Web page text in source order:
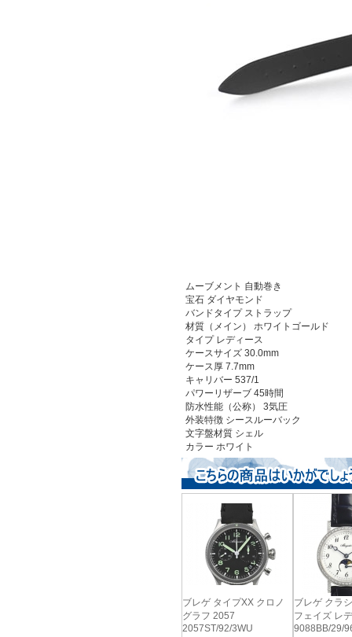
ムーブメント 自動巻き
宝石 ダイヤモンド
バンドタイプ ストラップ
材質（メイン） ホワイトゴールド
タイプ レディース
ケースサイズ 30.0mm
ケース厚 7.7mm
キャリバー 537/1
パワーリザーブ 45時間
防水性能（公称） 3気圧
外装特徴 シースルーバック
文字盤材質 シェル
カラー ホワイト
ブレゲ タイプXX クロノ
グラフ 2057
2057ST/92/3WU
ブレゲ クラ
フェイズ レ
9088BB/29/